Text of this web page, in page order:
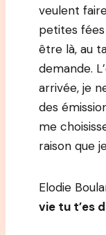
veulent
petites
être là, au
demande.
arrivée, je
des
me
raison que
Elodie
vie tu t’es